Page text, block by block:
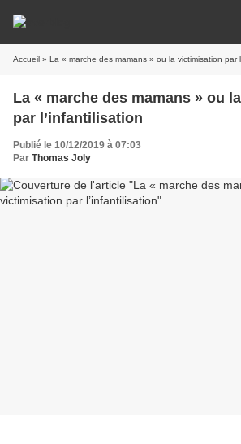
Accueil » La « marche des mamans » ou la victimisation par
La « marche des mamans » ou
par l’infantilisation
Publié le 10/12/2019 à 07:03
Par Thomas Joly